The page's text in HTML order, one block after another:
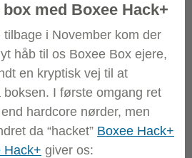
med Boxee Hack+
tilbage i November kom der
håb til os Boxee Box ejere,
en kryptisk vej til at
I første omgang ret
hardcore nørder, men
da “hacket” Boxee Hack+
Hack+ giver os: